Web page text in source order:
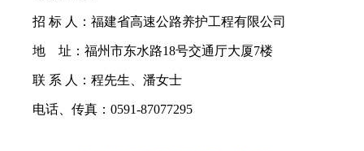
招 标 人：福建省高速公路养护工程有限公司
地 址：福州市东水路18号交通厅大厦7楼
联 系 人：程先生、潘女士
电话、传真： 0591-87077295